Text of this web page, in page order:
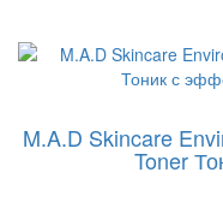
M.A.D Skincare
Toner